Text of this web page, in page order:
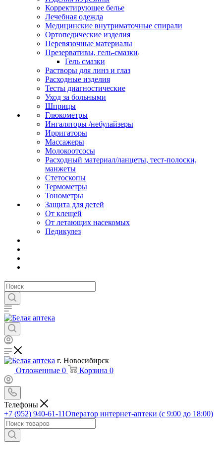
Корректирующее белье
Лечебная одежда
Медицинские внутриматочные спирали
Ортопедические изделия
Перевязочные материалы
Презервативы, гель-смазки
Гель смазки
Растворы для линз и глаз
Расходные изделия
Тесты диагностические
Уход за больными
Шприцы
Глюкометры
Ингаляторы /небулайзеры
Ирригаторы
Массажеры
Молокоотсосы
Расходный материал/ланцеты, тест-полоски,
манжеты
Стетоскопы
Термометры
Тонометры
Защита для детей
От клещей
От летающих насекомых
Педикулез
г. Новосибирск
Отложенные 0 Корзина 0
Телефоны
+7 (952) 940-61-11Оператор интернет-аптеки (с 9:00 до 18:00)